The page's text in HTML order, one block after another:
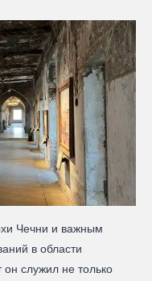
Чечни и важным
в области
служил не только